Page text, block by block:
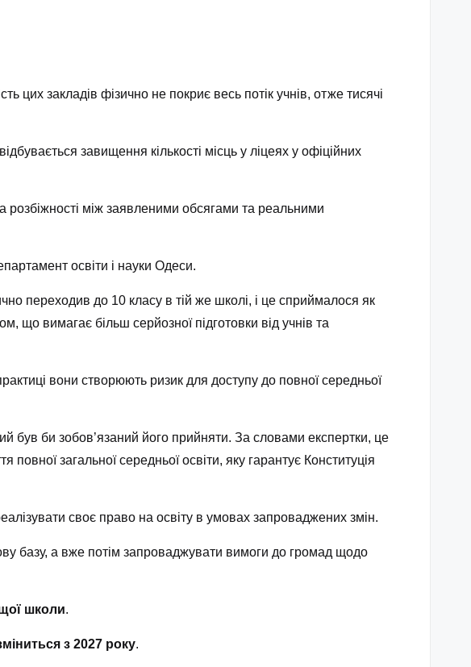
цих закладів фізично не покриє весь потік учнів, отже тисячі
завищення кількості місць у ліцеях у офіційних
розбіжності між заявленими обсягами та реальними
освіти і науки Одеси.
переходив до 10 класу в тій же школі, і це сприймалося як
що вимагає більш серйозної підготовки від учнів та
вони створюють ризик для доступу до повної середньої
був би зобов’язаний його прийняти. За словами експертки, це
загальної середньої освіти, яку гарантує Конституція
своє право на освіту в умовах запроваджених змін.
базу, а вже потім запроваджувати вимоги до громад щодо
школи.
з 2027 року.